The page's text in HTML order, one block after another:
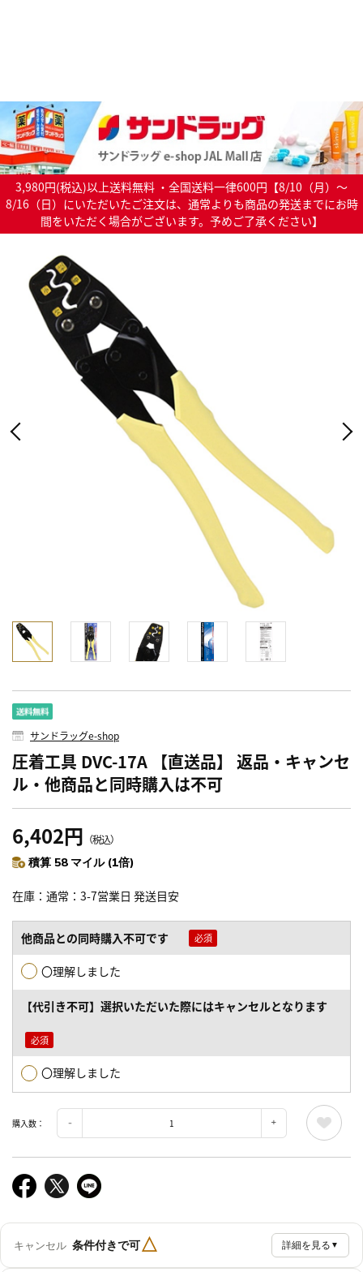
3,980円(税込)以上送料無料 ・全国送料一律600円【8/10（月）～
8/16（日）にいただいたご注文は、通常よりも商品の発送までにお時
間をいただく場合がございます。予めご了承ください】
サンドラッグe-shop
圧着工具 DVC-17A 【直送品】 返品・キャンセ
ル・他商品と同時購入は不可
6,402円 （税込）
積算 58 マイル (1倍)
在庫 通常：3-7営業日 発送目安
他商品との同時購入不可です
〇理解しました
【代引き不可】選択いただいた際にはキャンセルとなります
〇理解しました
購入数：
キャンセル 条件付きで可△ 詳細を見る ▼